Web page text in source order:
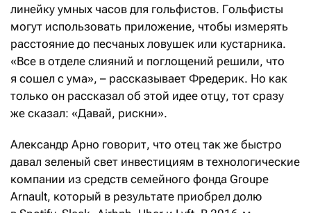
линейку умных часов для гольфистов. Гольфисты
могут использовать приложение, чтобы измерять
расстояние до песчаных ловушек или кустарника.
«Все в отделе слияний и поглощений решили, что
я сошел с ума», – рассказывает Фредерик. Но как
только он рассказал об этой идее отцу, тот сразу
же сказал: «Давай, рискни».
Александр Арно говорит, что отец так же быстро
давал зеленый свет инвестициям в технологические
компании из средств семейного фонда Groupe
Arnault, который в результате приобрел долю